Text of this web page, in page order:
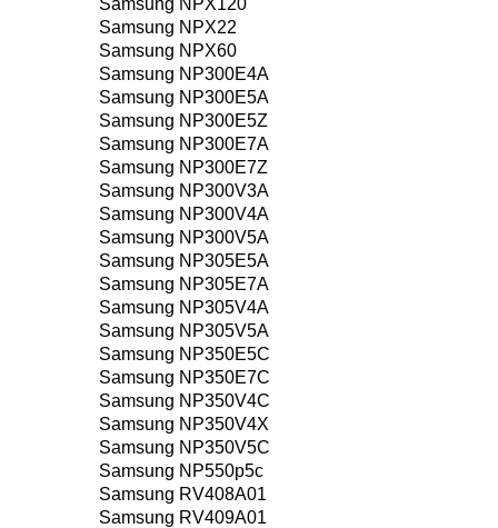
Samsung NPX120
Samsung NPX22
Samsung NPX60
Samsung NP300E4A
Samsung NP300E5A
Samsung NP300E5Z
Samsung NP300E7A
Samsung NP300E7Z
Samsung NP300V3A
Samsung NP300V4A
Samsung NP300V5A
Samsung NP305E5A
Samsung NP305E7A
Samsung NP305V4A
Samsung NP305V5A
Samsung NP350E5C
Samsung NP350E7C
Samsung NP350V4C
Samsung NP350V4X
Samsung NP350V5C
Samsung NP550p5c
Samsung RV408A01
Samsung RV409A01